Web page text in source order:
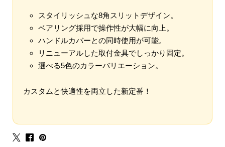
スタイリッシュな8角スリットデザイン。
ベアリング採用で操作性が大幅に向上。
ハンドルカバーとの同時使用が可能。
リニューアルした取付金具でしっかり固定。
選べる5色のカラーバリエーション。
カスタムと快適性を両立した新定番！